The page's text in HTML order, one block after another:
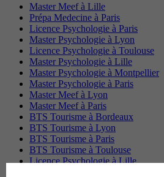
Master Meef à Lille
Prépa Medecine à Paris
Licence Psychologie à Paris
Master Psychologie à Lyon
Licence Psychologie à Toulouse
Master Psychologie à Lille
Master Psychologie à Montpellier
Master Psychologie à Paris
Master Meef à Lyon
Master Meef à Paris
BTS Tourisme à Bordeaux
BTS Tourisme à Lyon
BTS Tourisme à Paris
BTS Tourisme à Toulouse
Licence Psychologie à Lille